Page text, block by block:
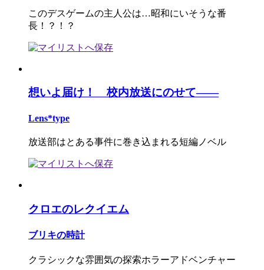
このデスゲームの主人公は…昭和にいそうな番
長！？！？
想いよ届け！ 校内放送にのせて――
Lens*type
放送部はとある事件に巻き込まれる短編ノベル
クロエのレクイエム
ブリキの時計
クラシックな雰囲気の探索ホラーアドベンチャー